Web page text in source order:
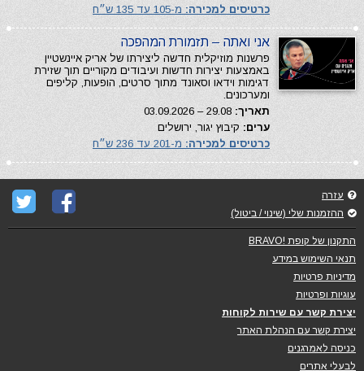
כרטיסים למכירה: מ-105 עד 135 ש״ח
אני ואתה – תזמורת המהפכה
פרשנות מוזיקלית חדשה ליצירתו של אריק איינשטיין
באמצעות יצירות חדשות ועיבודים מקוריים תוך שזירת
דגימות וידאו וסאונד מתוך סרטים, הופעות, קליפים
ומערכונים.
תאריך:
ערים: קיבוץ יגור, ירושלים
כרטיסים למכירה: מ-201 עד 236 ש״ח
עזרה
ההזמנות שלי (שינוי / ביטול)
התקנון של קופת !BRAVO
תנאי השימוש במידע
מדיניות פרטיות
עוגיות ופרטיות
יצירת קשר עם שירות לקוחות
יצירת קשר עם הנהלת האתר
כניסה לאמרגנים
לבעלי אתרים